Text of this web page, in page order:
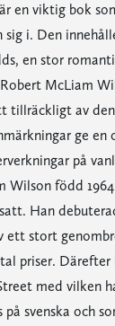
en viktig bok
sig i. Den
en stor
McLiam
tillräckligt av
ge en
på
Wilson född
Han
ett stort
priser. Därefter
med vilken
svenska och